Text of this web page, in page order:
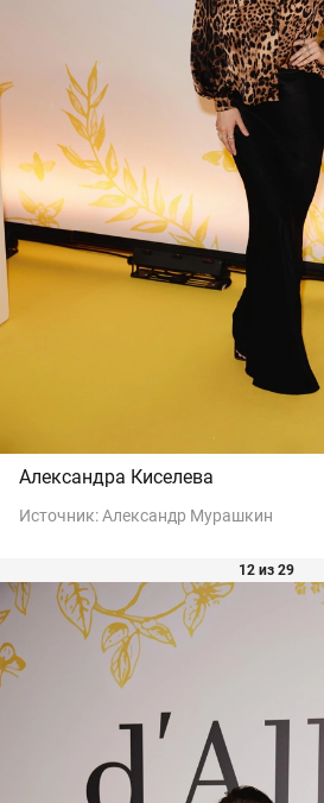
Александра Киселева
Источник:Александр Мурашкин
12 из 29